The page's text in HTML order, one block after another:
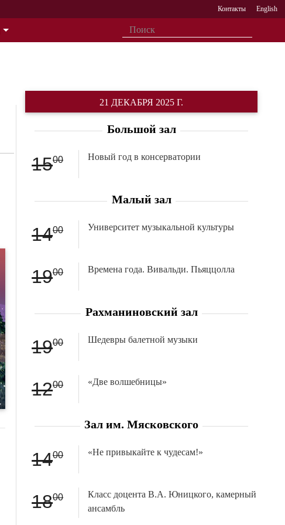
Контакты English
21 ДЕКАБРЯ 2025 Г.
Большой зал
1500 Новый год в консерватории
Малый зал
1400 Университет музыкальной культуры
1900 Времена года. Вивальди. Пьяццолла
Рахманиновский зал
1900 Шедевры балетной музыки
1200 «Две волшебницы»
Зал им. Мясковского
1400 «Не привыкайте к чудесам!»
1800
Класс доцента В.А. Юницкого, камерный
ансамбль